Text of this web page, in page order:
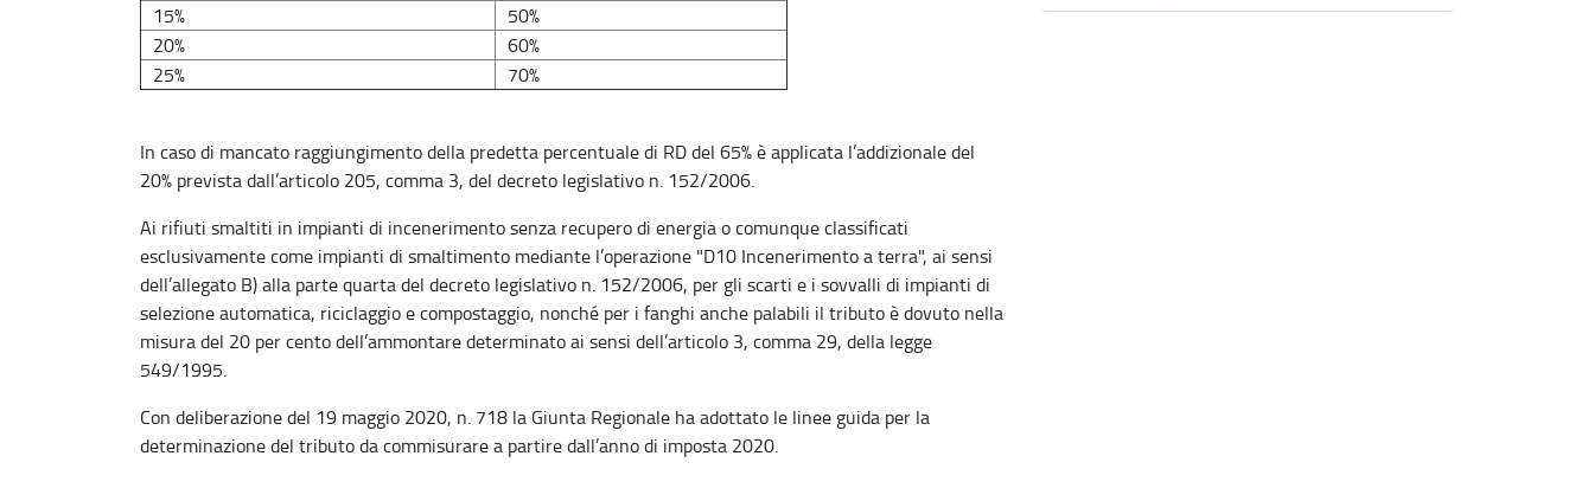
15%
50%
20%
60%
25%
70%
In caso di mancato raggiungimento della predetta percentuale di RD del 65% è applicata l’addizionale del
20% prevista dall’articolo 205, comma 3, del decreto legislativo n. 152/2006.
Ai rifiuti smaltiti in impianti di incenerimento senza recupero di energia o comunque classificati
esclusivamente come impianti di smaltimento mediante l’operazione "D10 Incenerimento a terra", ai sensi
dell’allegato B) alla parte quarta del decreto legislativo n. 152/2006, per gli scarti e i sovvalli di impianti di
selezione automatica, riciclaggio e compostaggio, nonché per i fanghi anche palabili il tributo è dovuto nella
misura del 20 per cento dell’ammontare determinato ai sensi dell’articolo 3, comma 29, della legge
549/1995.
Con deliberazione del 19 maggio 2020, n. 718 la Giunta Regionale ha adottato le linee guida per la
determinazione del tributo da commisurare a partire dall’anno di imposta 2020.